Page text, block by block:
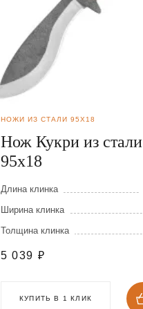
НОЖИ ИЗ СТАЛИ 95Х18
Нож Кукри из стали
95х18
Длина клинка
Ширина клинка
Толщина клинка
5 039 ₽
КУПИТЬ В 1 КЛИК